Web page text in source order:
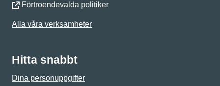
Förtroendevalda politiker
Alla våra verksamheter
Hitta snabbt
Dina personuppgifter